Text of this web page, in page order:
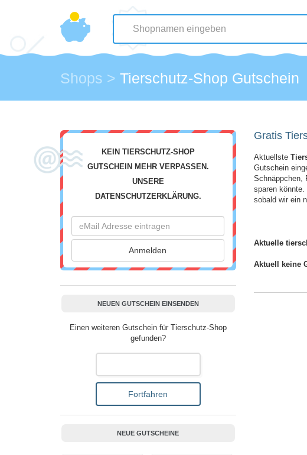
Shops > Tierschutz-Shop Gutschein
KEIN TIERSCHUTZ-SHOP
GUTSCHEIN MEHR VERPASSEN.
UNSERE
DATENSCHUTZERKLÄRUNG.
NEUEN GUTSCHEIN EINSENDEN
Einen weiteren Gutschein für Tierschutz-Shop
gefunden?
NEUE GUTSCHEINE
Gratis
Aktuellste
Gutschein
Schnäppchen,
sparen
sobald wir ein
Aktuelle
Aktuell keine